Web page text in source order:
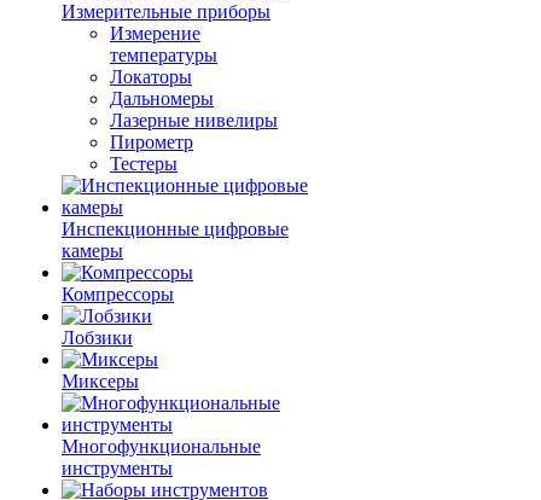
Измерительные приборы
Измерение
температуры
Локаторы
Дальномеры
Лазерные нивелиры
Пирометр
Тестеры
Инспекционные цифровые
камеры
Компрессоры
Лобзики
Миксеры
Многофункциональные
инструменты